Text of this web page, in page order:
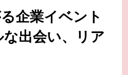
企業イベント
出会い、リア